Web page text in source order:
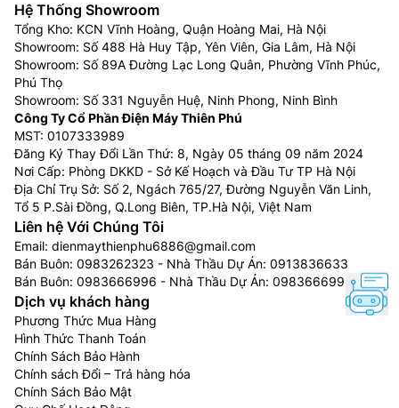
Hệ Thống Showroom
Tổng Kho: KCN Vĩnh Hoàng, Quận Hoàng Mai, Hà Nội
Showroom: Số 488 Hà Huy Tập, Yên Viên, Gia Lâm, Hà Nội
Showroom: Số 89A Đường Lạc Long Quân, Phường Vĩnh Phúc,
Phú Thọ
Showroom: Số 331 Nguyễn Huệ, Ninh Phong, Ninh Bình
Công Ty Cổ Phần Điện Máy Thiên Phú
MST: 0107333989
Đăng Ký Thay Đổi Lần Thứ: 8, Ngày 05 tháng 09 năm 2024
Nơi Cấp: Phòng DKKD - Sở Kế Hoạch và Đầu Tư TP Hà Nội
Địa Chỉ Trụ Sở: Số 2, Ngách 765/27, Đường Nguyễn Văn Linh,
Tổ 5 P.Sài Đồng, Q.Long Biên, TP.Hà Nội, Việt Nam
Liên hệ Với Chúng Tôi
Email: dienmaythienphu6886@gmail.com
Bán Buôn: 0983262323 - Nhà Thầu Dự Án: 0913836633
Bán Buôn: 0983666996 - Nhà Thầu Dự Án: 0983666996
Dịch vụ khách hàng
Phương Thức Mua Hàng
Hình Thức Thanh Toán
Chính Sách Bảo Hành
Chính sách Đổi – Trả hàng hóa
Chính Sách Bảo Mật